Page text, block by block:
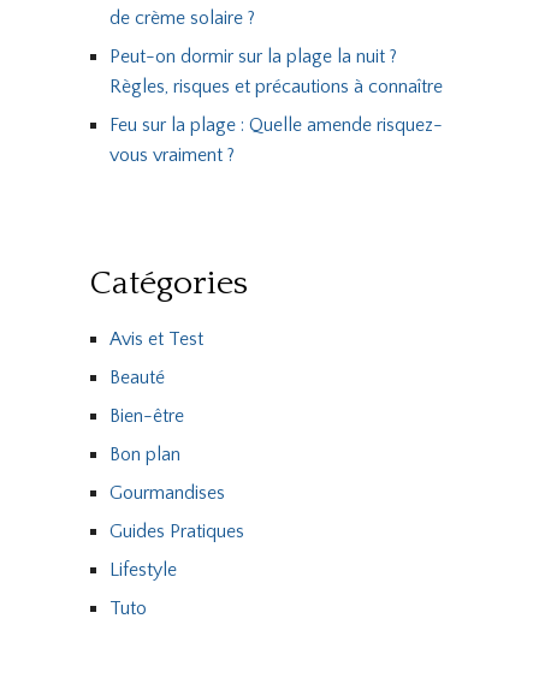
de crème solaire ?
Peut-on dormir sur la plage la nuit ?
Règles, risques et précautions à connaître
Feu sur la plage : Quelle amende risquez-
vous vraiment ?
Catégories
Avis et Test
Beauté
Bien-être
Bon plan
Gourmandises
Guides Pratiques
Lifestyle
Tuto